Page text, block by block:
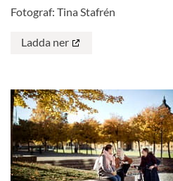
Fotograf: Tina Stafrén
Ladda ner